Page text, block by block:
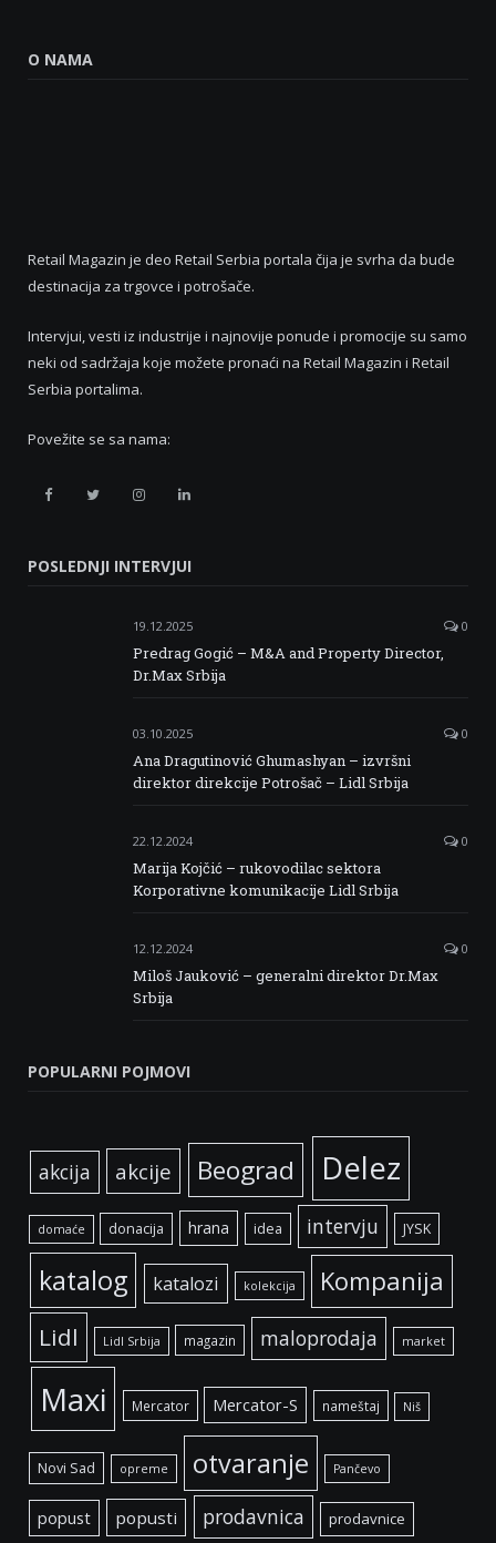
O NAMA
Retail Magazin je deo Retail Serbia portala čija je svrha da bude
destinacija za trgovce i potrošače.
Intervjui, vesti iz industrije i najnovije ponude i promocije su samo
neki od sadržaja koje možete pronaći na Retail Magazin i Retail
Serbia portalima.
Povežite se sa nama:
Retail
Facebook
Retail
Twitter
Retail
Instagram
Retail
Linkedin
POSLEDNJI INTERVJUI
19.12.2025 0
Predrag Gogić – M&A and Property Director,
Dr.Max Srbija
03.10.2025 0
Ana Dragutinović Ghumashyan – izvršni
direktor direkcije Potrošač – Lidl Srbija
22.12.2024 0
Marija Kojčić – rukovodilac sektora
Korporativne komunikacije Lidl Srbija
12.12.2024 0
Miloš Jauković – generalni direktor Dr.Max
Srbija
POPULARNI POJMOVI
akcija akcije Beograd Delez
domaće donacija hrana idea intervju JYSK
katalog katalozi kolekcija Kompanija
Lidl Lidl Srbija magazin maloprodaja market
Maxi Mercator Mercator-S nameštaj Niš
Novi Sad opreme otvaranje Pančevo
popust popusti prodavnica prodavnice